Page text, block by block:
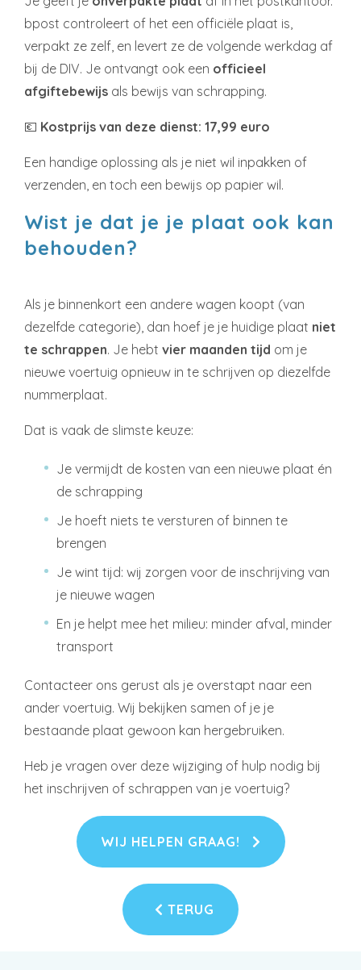
bpost controleert of het een officiële plaat is,
verpakt ze zelf, en levert ze de volgende werkdag af
bij de DIV. Je ontvangt ook een officieel
afgiftebewijs als bewijs van schrapping.
💶 Kostprijs van deze dienst: 17,99 euro
Een handige oplossing als je niet wil inpakken of
verzenden, en toch een bewijs op papier wil.
Wist je dat je je plaat ook kan
behouden?
Als je binnenkort een andere wagen koopt (van
dezelfde categorie), dan hoef je je huidige plaat niet
te schrappen. Je hebt vier maanden tijd om je
nieuwe voertuig opnieuw in te schrijven op diezelfde
nummerplaat.
Dat is vaak de slimste keuze:
Je vermijdt de kosten van een nieuwe plaat én
de schrapping
Je hoeft niets te versturen of binnen te
brengen
Je wint tijd: wij zorgen voor de inschrijving van
je nieuwe wagen
En je helpt mee het milieu: minder afval, minder
transport
Contacteer ons gerust als je overstapt naar een
ander voertuig. Wij bekijken samen of je je
bestaande plaat gewoon kan hergebruiken.
Heb je vragen over deze wijziging of hulp nodig bij
het inschrijven of schrappen van je voertuig?
WIJ HELPEN GRAAG!
TERUG